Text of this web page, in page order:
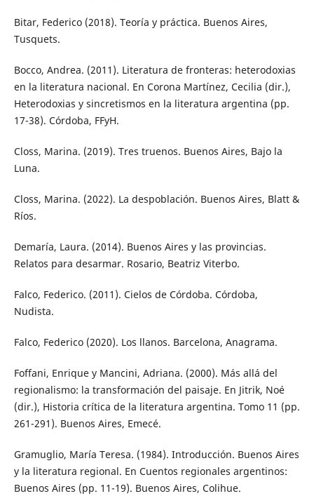
Bitar, Federico (2018). Teoría y práctica. Buenos Aires,
Tusquets.
Bocco, Andrea. (2011). Literatura de fronteras: heterodoxias
en la literatura nacional. En Corona Martínez, Cecilia (dir.),
Heterodoxias y sincretismos en la literatura argentina (pp.
17-38). Córdoba, FFyH.
Closs, Marina. (2019). Tres truenos. Buenos Aires, Bajo la
Luna.
Closs, Marina. (2022). La despoblación. Buenos Aires, Blatt &
Ríos.
Demaría, Laura. (2014). Buenos Aires y las provincias.
Relatos para desarmar. Rosario, Beatriz Viterbo.
Falco, Federico. (2011). Cielos de Córdoba. Córdoba,
Nudista.
Falco, Federico (2020). Los llanos. Barcelona, Anagrama.
Foffani, Enrique y Mancini, Adriana. (2000). Más allá del
regionalismo: la transformación del paisaje. En Jitrik, Noé
(dir.), Historia crítica de la literatura argentina. Tomo 11 (pp.
261-291). Buenos Aires, Emecé.
Gramuglio, María Teresa. (1984). Introducción. Buenos Aires
y la literatura regional. En Cuentos regionales argentinos:
Buenos Aires (pp. 11-19). Buenos Aires, Colihue.